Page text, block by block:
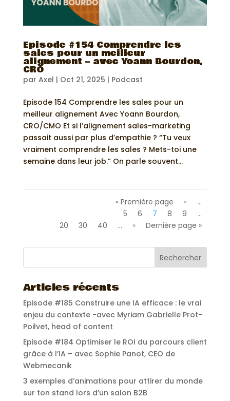
Episode #154 Comprendre les
sales pour un meilleur
alignement – avec Yoann Bourdon,
CRO
par Axel | Oct 21, 2025 | Podcast
Episode 154 Comprendre les sales pour un
meilleur alignement Avec Yoann Bourdon,
CRO/CMO Et si l’alignement sales-marketing
passait aussi par plus d’empathie ? “Tu veux
vraiment comprendre les sales ? Mets-toi une
semaine dans leur job.” On parle souvent...
« Première page «
…
5
6 7 8 9
…
20
30 40 … » Dernière page »
Articles récents
Episode #185 Construire une IA efficace : le vrai
enjeu du contexte -avec Myriam Gabrielle Prot-
Poilvet, head of content
Episode #184 Optimiser le ROI du parcours client
grâce à l’IA – avec Sophie Panot, CEO de
Webmecanik
3 exemples d’animations pour attirer du monde
sur ton stand lors d’un salon B2B